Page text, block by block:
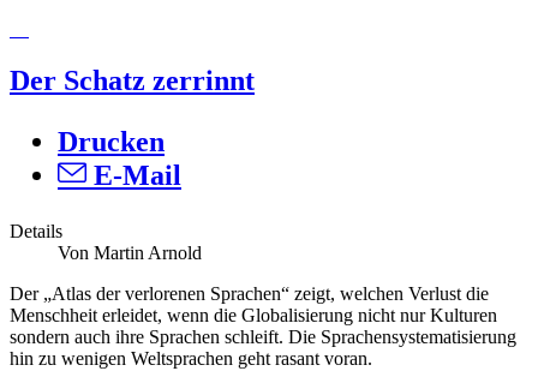
Der Schatz zerrinnt
Drucken
E-Mail
Details
Von Martin Arnold
Der „Atlas der verlorenen Sprachen“ zeigt, welchen Verlust die
Menschheit erleidet, wenn die Globalisierung nicht nur Kulturen
sondern auch ihre Sprachen schleift. Die Sprachensystematisierung
hin zu wenigen Weltsprachen geht rasant voran.